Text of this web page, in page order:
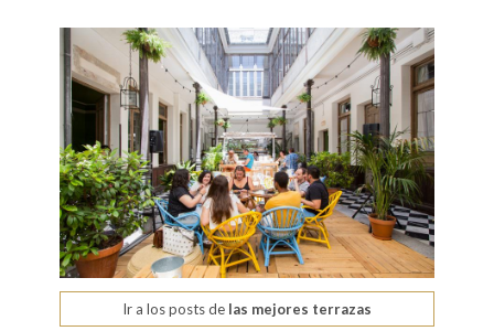
Ir a los posts de las mejores terrazas